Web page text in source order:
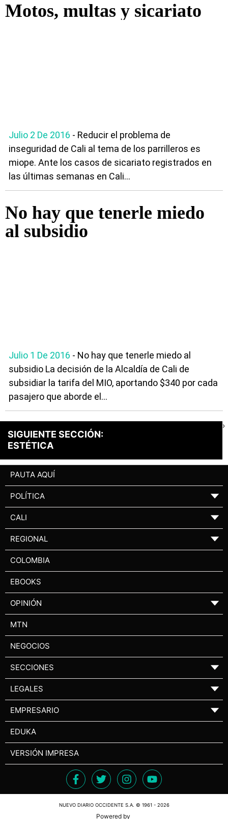
Motos, multas y sicariato
Julio 2 De 2016 - Reducir el problema de
inseguridad de Cali al tema de los parrilleros es
miope. Ante los casos de sicariato registrados en
las últimas semanas en Cali...
No hay que tenerle miedo
al subsidio
Julio 1 De 2016 - No hay que tenerle miedo al
subsidio La decisión de la Alcaldía de Cali de
subsidiar la tarifa del MIO, aportando $340 por cada
pasajero que aborde el...
SIGUIENTE SECCIÓN:
ESTÉTICA
›
PAUTA AQUÍ
POLÍTICA ▼
CALI ▼
REGIONAL ▼
COLOMBIA
EBOOKS
OPINIÓN ▼
MTN
NEGOCIOS
SECCIONES ▼
LEGALES ▼
EMPRESARIO ▼
EDUKA
VERSIÓN IMPRESA
NUEVO DIARIO OCCIDENTE S.A. © 1961 - 2026
Powered by